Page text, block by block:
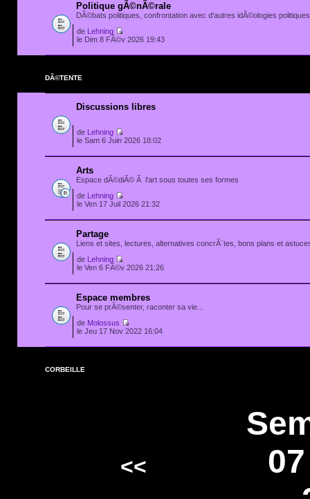
Politique gÃ©nÃ©rale
DÃ©bats politiques, confrontation avec d'autres idÃ©ologies
de
Lehning
le Dim 8 FÃ©v 2026 19:43
DÃ©TENTE
Discussions libres
de
Lehning
le Sam 6 Juin 2026 18:02
Arts
Espace dÃ©diÃ© Ã l'art sous toutes ses formes
de
Lehning
le Ven 17 Juil 2026 21:32
Partage
Liens et sites, lectures, alternatives concrÃ¨tes, bons plans et
de
Lehning
le Ven 6 FÃ©v 2026 21:26
Espace membres
Pour se prÃ©senter, raconter sa vie...
de Molossus
le Jeu 17 Nov 2022 16:04
CORBEILLE
<<